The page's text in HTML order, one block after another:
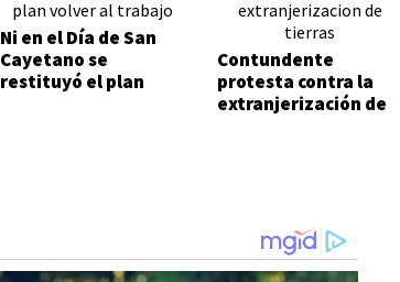
Ni en el Día de San
Cayetano se
restituyó el plan
Contundente
protesta contra la
extranjerización de